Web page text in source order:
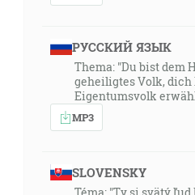
РУССКИЙ ЯЗЫК
Thema: "Du bist dem
geheiligtes Volk, dich
Eigentumsvolk
MP3
SLOVENSKY